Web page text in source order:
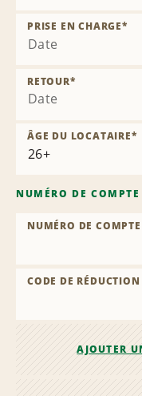
Date
PRISE EN CHARGE*
Date
RETOUR*
ÂGE DU LOCATAIRE*
NUMÉRO DE COMPTE
NUMÉRO DE COMPTE
CODE DE RÉDUCTION
AJOUTER